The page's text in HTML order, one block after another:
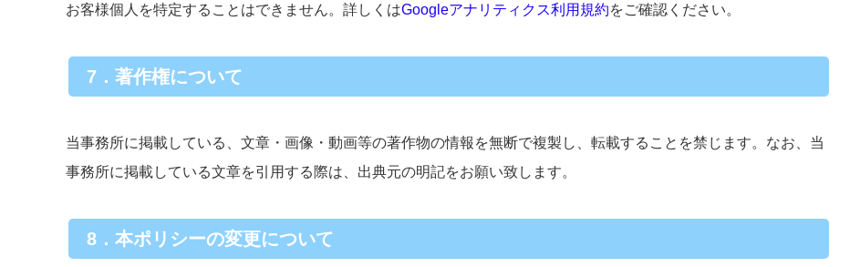
お客様個人を特定することはできません。詳しくはGoogleアナリティクス利用規約をご確認ください。
7．著作権について
当事務所に掲載している、文章・画像・動画等の著作物の情報を無断で複製し、転載することを禁じます。なお、当
事務所に掲載している文章を引用する際は、出典元の明記をお願い致します。
8．本ポリシーの変更について